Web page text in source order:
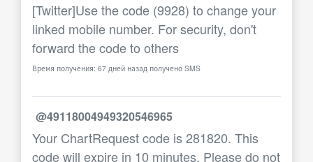
[Twitter]Use the code (9928) to change your
linked mobile number. For security, don't
forward the code to others
Время получения: 67 дней назад получено SMS
@49118004949320546965
Your ChartRequest code is 281820. This
code will expire in 10 minutes. Please do not